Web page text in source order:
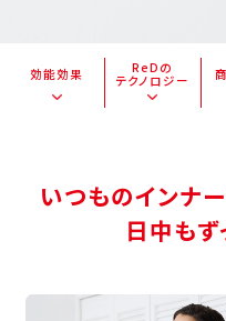
効能効果
ReDの
テクノロジー
いつものインナ
日中もず